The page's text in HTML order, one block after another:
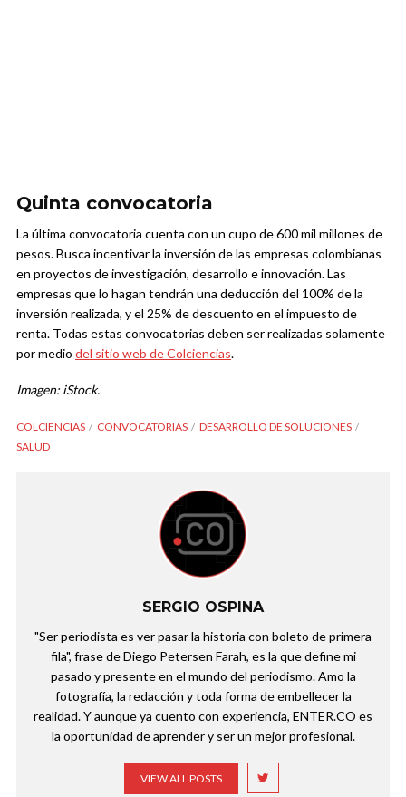
Quinta convocatoria
La última convocatoria cuenta con un cupo de 600 mil millones de
pesos. Busca incentivar la inversión de las empresas colombianas
en proyectos de investigación, desarrollo e innovación. Las
empresas que lo hagan tendrán una deducción del 100% de la
inversión realizada, y el 25% de descuento en el impuesto de
renta. Todas estas convocatorias deben ser realizadas solamente
por medio del sitio web de Colciencias.
Imagen: iStock.
COLCIENCIAS CONVOCATORIAS
DESARROLLO DE SOLUCIONES
SALUD
SERGIO OSPINA
"Ser periodista es ver pasar la historia con boleto de primera
fila", frase de Diego Petersen Farah, es la que define mi
pasado y presente en el mundo del periodismo. Amo la
fotografía, la redacción y toda forma de embellecer la
realidad. Y aunque ya cuento con experiencia, ENTER.CO es
la oportunidad de aprender y ser un mejor profesional.
VIEW ALL POSTS